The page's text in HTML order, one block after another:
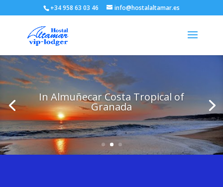
+34 958 63 03 46 info@hostalaltamar.es
In Almuñecar Costa Tropical of
Granada